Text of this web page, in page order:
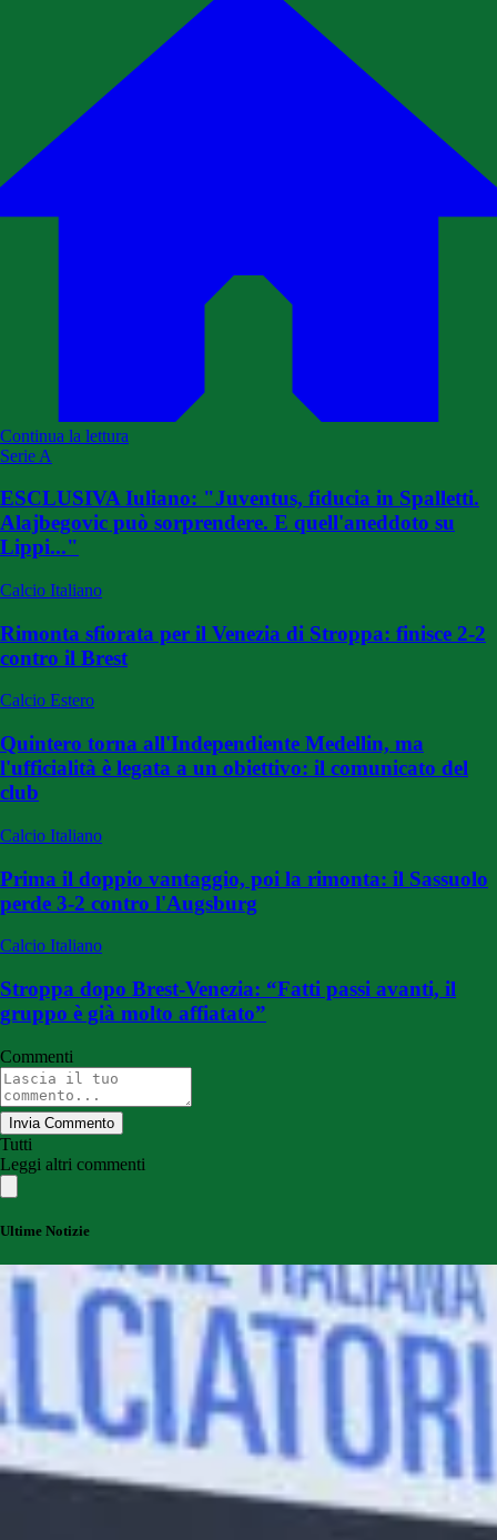
Continua la lettura
Serie A
ESCLUSIVA Iuliano: "Juventus, fiducia in Spalletti.
Alajbegovic può sorprendere. E quell'aneddoto su
Lippi..."
Calcio Italiano
Rimonta sfiorata per il Venezia di Stroppa: finisce 2-2
contro il Brest
Calcio Estero
Quintero torna all'Independiente Medellin, ma
l'ufficialità è legata a un obiettivo: il comunicato del
club
Calcio Italiano
Prima il doppio vantaggio, poi la rimonta: il Sassuolo
perde 3-2 contro l'Augsburg
Calcio Italiano
Stroppa dopo Brest-Venezia: “Fatti passi avanti, il
gruppo è già molto affiatato”
Commenti
Invia Commento
Tutti
Leggi altri commenti
Ultime Notizie